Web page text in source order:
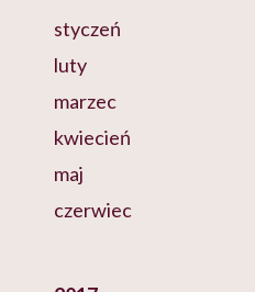
styczeń
luty
marzec
kwiecień
maj
czerwiec